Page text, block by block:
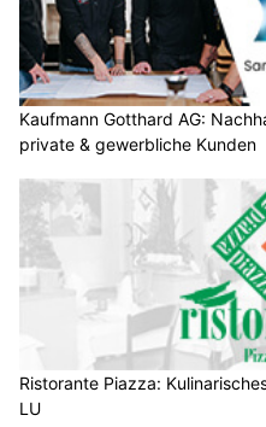
Kaufmann Gotthard AG:
private & gewerbliche Kunden
Ristorante Piazza:
LU